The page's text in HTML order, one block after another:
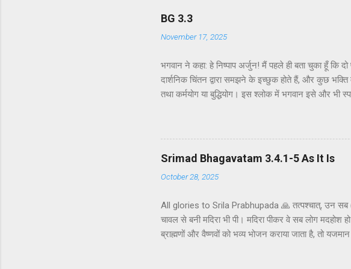
BG 3.3
November 17, 2025
भगवान ने कहा: हे निष्पाप अर्जुन! मैं पहले ही बता चुका हूँ
दार्शनिक चिंतन द्वारा समझने के इच्छुक होते हैं, और कुछ भक्ति
तथा कर्मयोग या बुद्धियोग। इस श्लोक में भगवान इसे और भी
कि दूसरे अध्याय के इकसठवें श्लोक में बताया गया है। भगवान
से मनुष्य कर्म के बंधनों से मुक्त हो सकता है; और इसके
गया है - कि यह बुद्धि-योग पूर्णतः परब्रह्म (या अधिक विशिष्ट
Srimad Bhagavatam 3.4.1-5 As It Is
October 28, 2025
All glories to Srila Prabhupada 🙏 तत्पश्चात्, उन सब
चावल से बनी मदिरा भी पी। मदिरा पीकर वे सब लोग
ब्राह्मणों और वैष्णवों को भव्य भोजन कराया जाता है, तो
बनी एक प्रकार की हल्की मदिरा पी। इस प्रकार